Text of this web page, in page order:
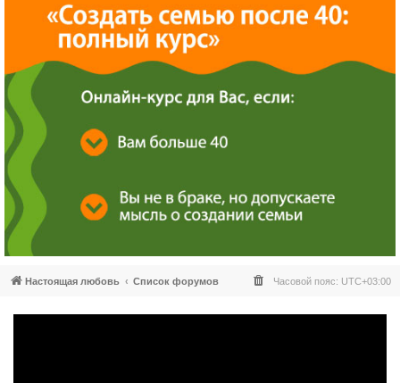
Настоящая любовь Список форумов Часовой пояс: UTC+03:00